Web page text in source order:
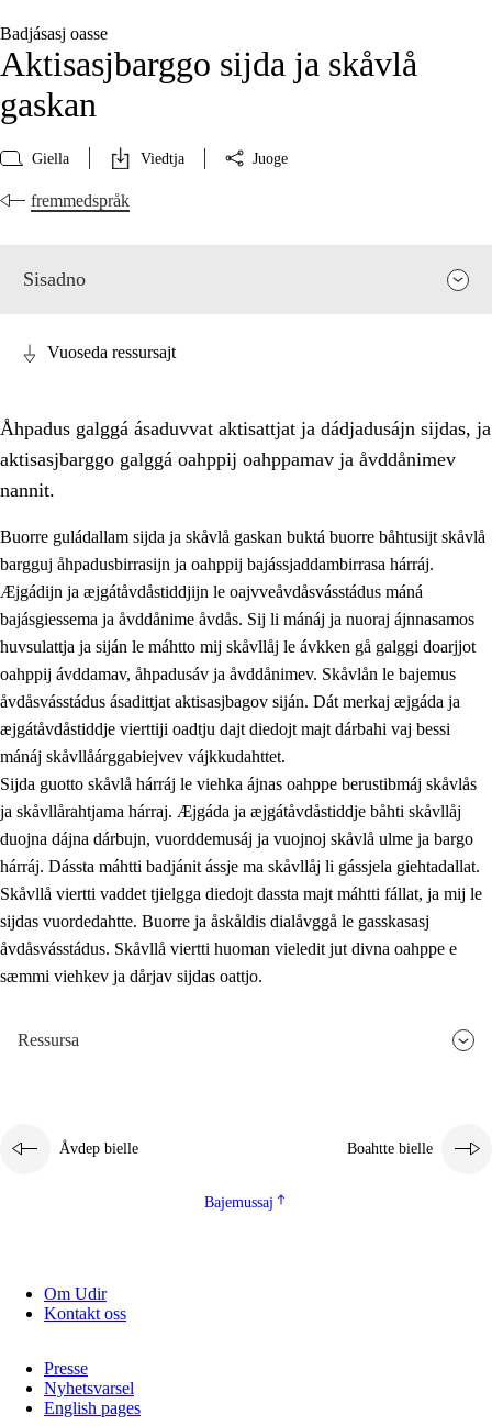
Badjásasj oasse
Aktisasjbarggo sijda ja skåvlå
gaskan
Giella Viedtja Juoge
fremmedspråk
Sisadno
3. Prinsihpa skåvlå dåjmajda
3.1 Sebrudahtte oahppambirás
3.2 Åhpadibme ja hiebadum åhpadus
3.3 Aktisasjbarggo sijda ja skåvlå gaskan
3.4 Åhpadus åhpadusvidnudagán ja barggoiellemin
Profesjåvnåaktisasjvuohta ja skåvllååvddånibme
Vuoseda ressursajt
Åhpadus galggá ásaduvvat aktisattjat ja dádjadusájn sijdas, ja
aktisasjbarggo galggá oahppij oahppamav ja åvddånimev
nannit.
Buorre guládallam sijda ja skåvlå gaskan buktá buorre båhtusijt skåvlå
bargguj åhpadusbirrasijn ja oahppij bajássjaddambirrasa hárráj.
Æjgádijn ja æjgátåvdåstiddjijn le oajvveåvdåsvásstádus máná
bajásgiessema ja åvddånime åvdås. Sij li mánáj ja nuoraj ájnnasamos
huvsulattja ja siján le máhtto mij skåvllåj le ávkken gå galggi doarjjot
oahppij ávddamav, åhpadusáv ja åvddånimev. Skåvlån le bajemus
åvdåsvásstádus ásadittjat aktisasjbagov siján. Dát merkaj æjgáda ja
æjgátåvdåstiddje vierttiji oadtju dajt diedojt majt dárbahi vaj bessi
mánáj skåvllåárggabiejvev vájkkudahttet.
Sijda guotto skåvlå hárráj le viehka ájnas oahppe berustibmáj skåvlås
ja skåvllårahtjama hárraj. Æjgáda ja æjgátåvdåstiddje båhti skåvllåj
duojna dájna dárbujn, vuorddemusáj ja vuojnoj skåvlå ulme ja bargo
hárráj. Dássta máhtti badjánit ássje ma skåvllåj li gássjela giehtadallat.
Skåvllå viertti vaddet tjielgga diedojt dassta majt máhtti fállat, ja mij le
sijdas vuordedahtte. Buorre ja åskåldis dialåvggå le gasskasasj
åvdåsvásstádus. Skåvllå viertti huoman vieledit jut divna oahppe e
sæmmi viehkev ja dårjav sijdas oattjo.
Ressursa
Åvdep bielle Boahtte bielle
Bajemussaj
Om Udir
Kontakt oss
Presse
Nyhetsvarsel
English pages